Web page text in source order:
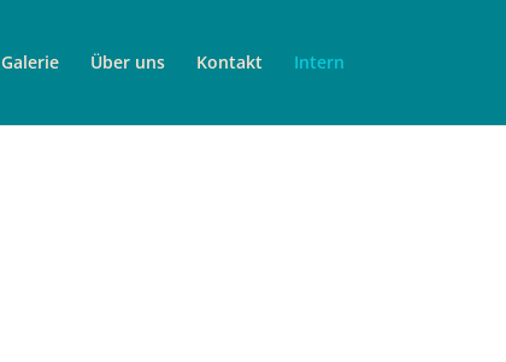
Galerie Über uns Kontakt Intern